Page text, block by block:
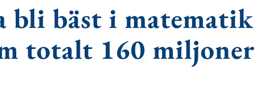
bli bäst i
totalt 160 miljoner